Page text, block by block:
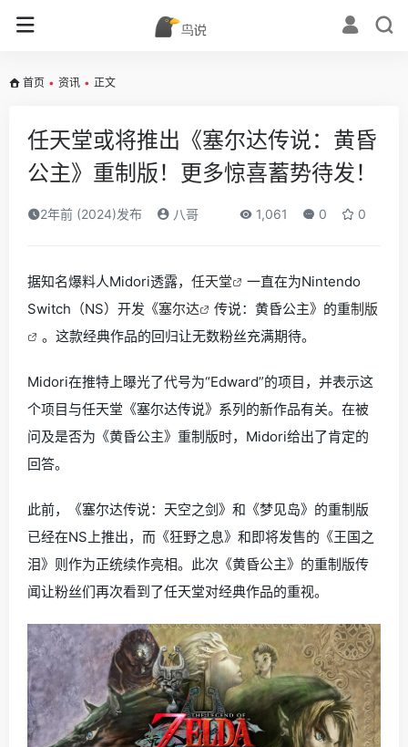
首页 • 资讯 • 正文
任天堂或将推出《塞尔达传说：黄昏
公主》重制版！更多惊喜蓄势待发！
2年前 (2024)发布 八哥 1,061 0 0
据知名爆料人Midori透露， 任天堂
一直在为Nintendo
Switch（NS）开发《塞尔达 传说：黄昏公主》的重制版
。这款经典作品的回归让无数粉丝充满期待。
Midori在推特上曝光了代号为“Edward”的项目，并表示这
个项目与任天堂《塞尔达传说》系列的新作品有关。在被
问及是否为《黄昏公主》重制版时，Midori给出了肯定的
回答。
此前，《塞尔达传说：天空之剑》和《梦见岛》的重制版
已经在NS上推出，而《狂野之息》和即将发售的《王国之
泪》则作为正统续作亮相。此次《黄昏公主》的重制版传
闻让粉丝们再次看到了任天堂对经典作品的重视。